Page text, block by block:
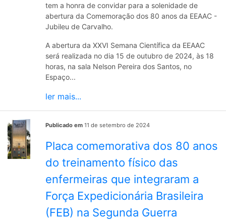
tem a honra de convidar para a solenidade de
abertura da Comemoração dos 80 anos da EEAAC -
Jubileu de Carvalho.
A abertura da XXVI Semana Científica da EEAAC
será realizada no dia 15 de outubro de 2024, às 18
horas, na sala Nelson Pereira dos Santos, no
Espaço...
ler mais...
Publicado em 11 de setembro de 2024
Placa comemorativa dos 80 anos
do treinamento físico das
enfermeiras que integraram a
Força Expedicionária Brasileira
(FEB) na Segunda Guerra